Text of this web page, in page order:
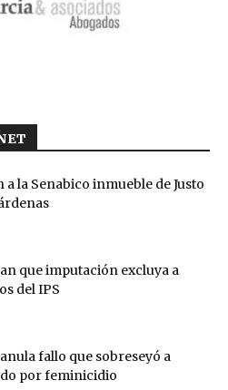
la Senabico inmueble de Justo
que imputación excluya a
del IPS
fallo que sobreseyó a
por feminicidio